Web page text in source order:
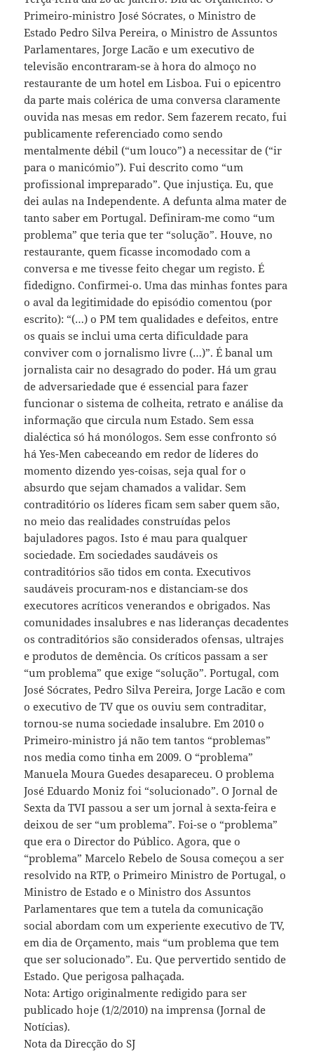
Primeiro-ministro José Sócrates, o Ministro de
Estado Pedro Silva Pereira, o Ministro de Assuntos
Parlamentares, Jorge Lacão e um executivo de
televisão encontraram-se à hora do almoço no
restaurante de um hotel em Lisboa. Fui o epicentro
da parte mais colérica de uma conversa claramente
ouvida nas mesas em redor. Sem fazerem recato, fui
publicamente referenciado como sendo
mentalmente débil (“um louco”) a necessitar de (“ir
para o manicómio”). Fui descrito como “um
profissional impreparado”. Que injustiça. Eu, que
dei aulas na Independente. A defunta alma mater de
tanto saber em Portugal. Definiram-me como “um
problema” que teria que ter “solução”. Houve, no
restaurante, quem ficasse incomodado com a
conversa e me tivesse feito chegar um registo. É
fidedigno. Confirmei-o. Uma das minhas fontes para
o aval da legitimidade do episódio comentou (por
escrito): “(…) o PM tem qualidades e defeitos, entre
os quais se inclui uma certa dificuldade para
conviver com o jornalismo livre (…)”. É banal um
jornalista cair no desagrado do poder. Há um grau
de adversariedade que é essencial para fazer
funcionar o sistema de colheita, retrato e análise da
informação que circula num Estado. Sem essa
dialéctica só há monólogos. Sem esse confronto só
há Yes-Men cabeceando em redor de líderes do
momento dizendo yes-coisas, seja qual for o
absurdo que sejam chamados a validar. Sem
contraditório os líderes ficam sem saber quem são,
no meio das realidades construídas pelos
bajuladores pagos. Isto é mau para qualquer
sociedade. Em sociedades saudáveis os
contraditórios são tidos em conta. Executivos
saudáveis procuram-nos e distanciam-se dos
executores acríticos venerandos e obrigados. Nas
comunidades insalubres e nas lideranças decadentes
os contraditórios são considerados ofensas, ultrajes
e produtos de demência. Os críticos passam a ser
“um problema” que exige “solução”. Portugal, com
José Sócrates, Pedro Silva Pereira, Jorge Lacão e com
o executivo de TV que os ouviu sem contraditar,
tornou-se numa sociedade insalubre. Em 2010 o
Primeiro-ministro já não tem tantos “problemas”
nos media como tinha em 2009. O “problema”
Manuela Moura Guedes desapareceu. O problema
José Eduardo Moniz foi “solucionado”. O Jornal de
Sexta da TVI passou a ser um jornal à sexta-feira e
deixou de ser “um problema”. Foi-se o “problema”
que era o Director do Público. Agora, que o
“problema” Marcelo Rebelo de Sousa começou a ser
resolvido na RTP, o Primeiro Ministro de Portugal, o
Ministro de Estado e o Ministro dos Assuntos
Parlamentares que tem a tutela da comunicação
social abordam com um experiente executivo de TV,
em dia de Orçamento, mais “um problema que tem
que ser solucionado”. Eu. Que pervertido sentido de
Estado. Que perigosa palhaçada.
Nota: Artigo originalmente redigido para ser
publicado hoje (1/2/2010) na imprensa (Jornal de
Notícias).
Nota da Direcção do SJ